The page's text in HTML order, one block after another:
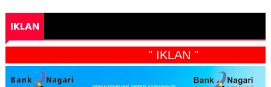
IKLAN
" IKLAN "